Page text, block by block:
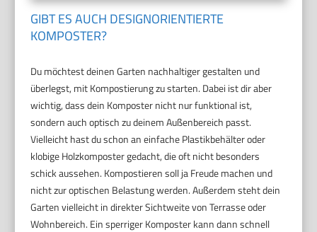
GIBT ES AUCH DESIGNORIENTIERTE
KOMPOSTER?
Du möchtest deinen Garten nachhaltiger gestalten und
überlegst, mit Kompostierung zu starten. Dabei ist dir aber
wichtig, dass dein Komposter nicht nur funktional ist,
sondern auch optisch zu deinem Außenbereich passt.
Vielleicht hast du schon an einfache Plastikbehälter oder
klobige Holzkomposter gedacht, die oft nicht besonders
schick aussehen. Kompostieren soll ja Freude machen und
nicht zur optischen Belastung werden. Außerdem steht dein
Garten vielleicht in direkter Sichtweite von Terrasse oder
Wohnbereich. Ein sperriger Komposter kann dann schnell